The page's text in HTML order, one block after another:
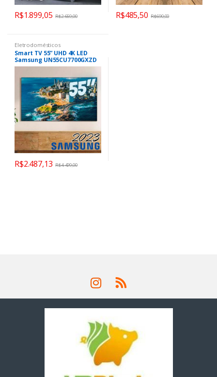
R$1.899,05 R$2.659,00 R$485,50 R$690,00
Eletrodomésticos
Smart TV 55” UHD 4K LED
Samsung UN55CU7700GXZD
– VA Wi-Fi Bluetooth com
R$2.487,13 R$4.499,00